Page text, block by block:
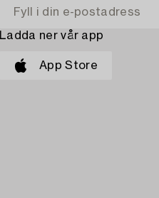
Ladda ner vår app
App Store